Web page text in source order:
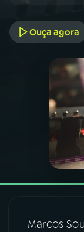
A RÁDIO
06
07ÚLTIMAS
Ouça agora
Marcos